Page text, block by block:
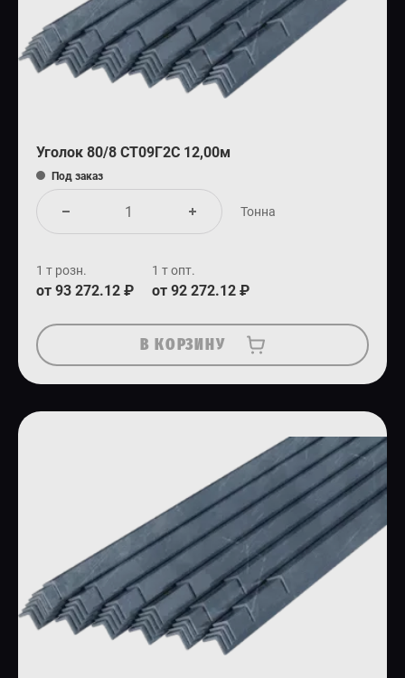
Уголок 80/8 СТ09Г2С 12,00м
Под заказ
Тонна
1 т розн.
от 93 272.12 ₽
1 т опт.
от 92 272.12 ₽
В КОРЗИНУ